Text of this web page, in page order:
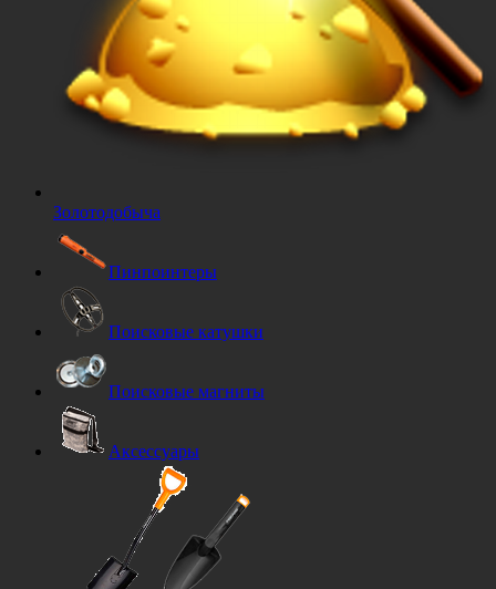
Золотодобыча
Пинпоинтеры
Поисковые катушки
Поисковые магниты
Аксессуары